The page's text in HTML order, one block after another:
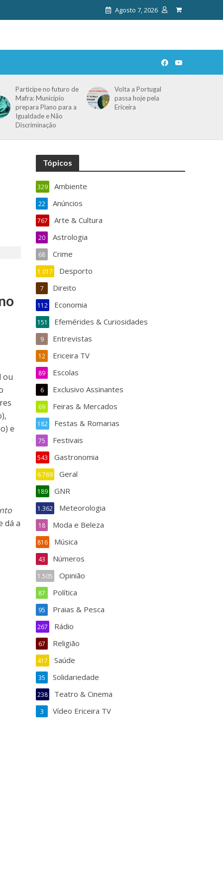
Agosto 7, 2026
Participe no futuro de
Mafra: Município
prepara Plano para a
Igualdade e Não
Discriminação
Volta a Portugal
passa hoje pela
Ericeira
ou
e
dá a
Tópicos
Ambiente
329
Anúncios
22
Arte & Cultura
767
Astrologia
20
Crime
68
Desporto
1.017
Direito
7
Economia
112
Efemérides & Curiosidades
151
Entrevistas
9
Ericeira TV
12
Escolas
89
Exclusivo Assinantes
6
Feiras & Mercados
69
Festas & Romarias
182
Festivais
75
Gastronomia
543
Geral
6.769
GNR
189
Meteorologia
1.362
Moda e Beleza
18
Música
816
Números
43
Opinião
1.505
Política
87
Praias & Pesca
95
Rádio
267
Religião
67
Saúde
417
Solidariedade
35
Teatro & Cinema
238
Vídeo Ericeira TV
3